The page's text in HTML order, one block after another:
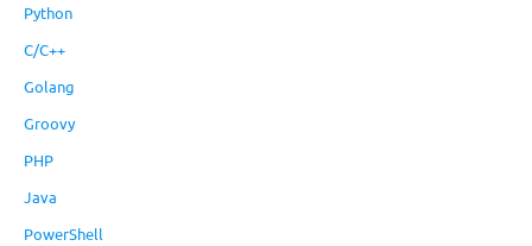
Python
C/C++
Golang
Groovy
PHP
Java
PowerShell